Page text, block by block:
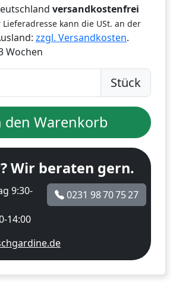
versandkostenfrei
kann die USt. an der
zzgl. Versandkosten.
Wochen
Stück
den Warenkorb
Wir beraten gern.
9:30-
14:00
0231 98 70 75 27